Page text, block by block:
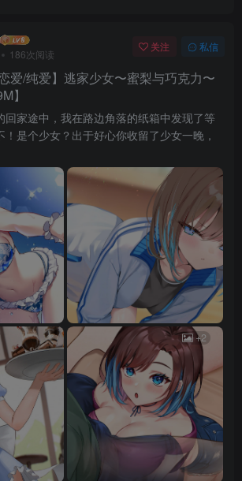
186次阅读
关注 私信
爱/纯爱】逃家少女〜蜜梨与巧克力〜
】
回家途中，我在路边角落的纸箱中发现了等
是个少女？出于好心你收留了少女一晚，
+2